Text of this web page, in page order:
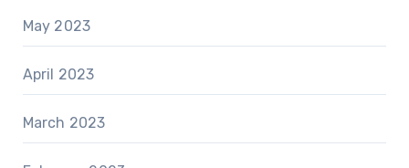
May 2023
April 2023
March 2023